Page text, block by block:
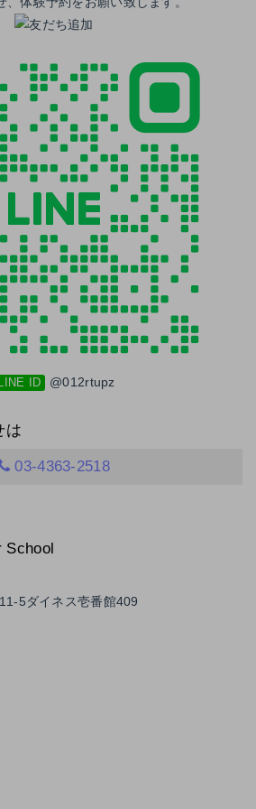
LINE ID @012rtupz
は
03-4363-2518
School
5ダイネス壱番館409